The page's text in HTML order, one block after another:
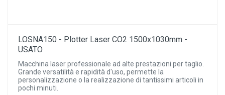
LOSNA150 - Plotter Laser CO2 1500x1030mm -
USATO
Macchina laser professionale ad alte prestazioni per taglio.
Grande versatilità e rapidità d'uso, permette la
personalizzazione o la realizzazione di tantissimi articoli in
pochi minuti.